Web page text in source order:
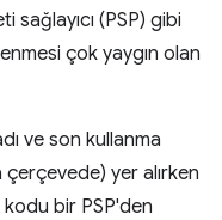
sağlayıcı (PSP) gibi
çok yaygın olan
ve son kullanma
yer alırken
bir PSP'den